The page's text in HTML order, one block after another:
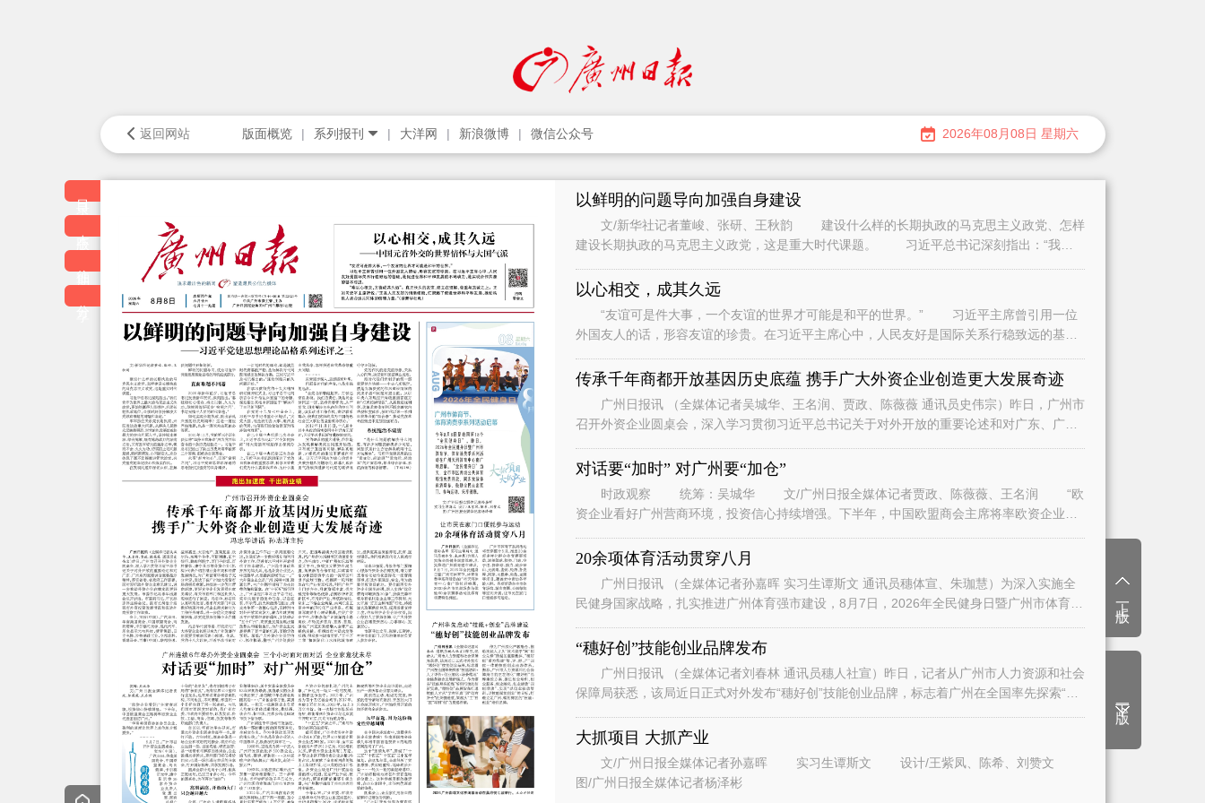
返回网站 版面概览 系列报刊 大洋网 新浪微博 微信公众号 2026年08月08日 星期六
以鲜明的问题导向加强自身建设
文/新华社记者董峻、张研、王秋韵 建设什么样的长期执政的马克思主义政党、怎样
建设长期执政的马克思主义政党，这是重大时代课题。 习近平总书记深刻指出：“我们
以心相交，成其久远
“友谊可是件大事，一个友谊的世界才可能是和平的世界。” 习近平主席曾引用一位
外国友人的话，形容友谊的珍贵。在习近平主席心中，人民友好是国际关系行稳致远的基
传承千年商都开放基因历史底蕴 携手广大外资企业创造更大发展奇迹
广州日报讯 （全媒体记者吴城华、王名润、贾政、陈薇薇 通讯员史伟宗）昨日，广州市
召开外资企业圆桌会，深入学习贯彻习近平总书记关于对外开放的重要论述和对广东、广州
对话要“加时” 对广州要“加仓”
时政观察 统筹：吴城华 文/广州日报全媒体记者贾政、陈薇薇、王名润 “欧
资企业看好广州营商环境，投资信心持续增强。下半年，中国欧盟商会主席将率欧资企业代
20余项体育活动贯穿八月
广州日报讯 （全媒体记者孙嘉晖 实习生谭斯文 通讯员穗体宣、朱珈慧）为深入实施全
民健身国家战略，扎实推进广州体育强市建设，8月7日，2026年全民健身日暨广州市体育
“穗好创”技能创业品牌发布
广州日报讯 （全媒体记者刘春林 通讯员穗人社宣）昨日，记者从广州市人力资源和社会
保障局获悉，该局近日正式对外发布“穗好创”技能创业品牌，标志着广州在全国率先探索“技
大抓项目 大抓产业
文/广州日报全媒体记者孙嘉晖 实习生谭斯文 设计/王紫凤、陈希、刘赞文
图/广州日报全媒体记者杨泽彬